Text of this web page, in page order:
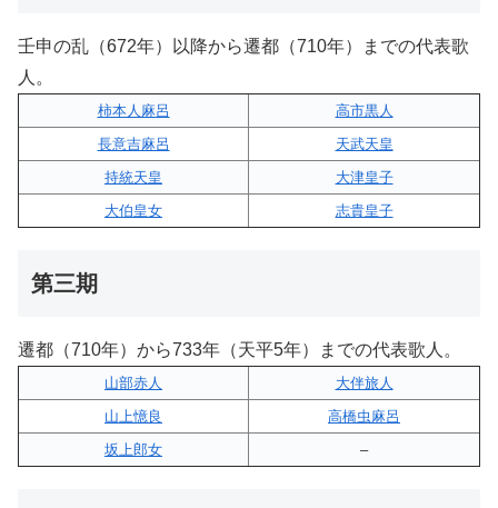
壬申の乱（672年）以降から遷都（710年）までの代表歌
人。
柿本人麻呂
高市黒人
長意吉麻呂
天武天皇
持統天皇
大津皇子
大伯皇女
志貴皇子
第三期
遷都（710年）から733年（天平5年）までの代表歌人。
山部赤人
大伴旅人
山上憶良
高橋虫麻呂
坂上郎女
–